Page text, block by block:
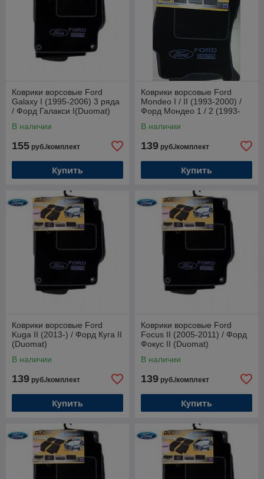
Коврики ворсовые Ford
Galaxy I (1995-2006) 3 ряда
/ Форд Галакси I(Duomat)
В наличии
155 руб./комплект
Купить
Коврики ворсовые Ford
Mondeo I / II (1993-2000) /
Форд Мондео 1 / 2 (1993-
В наличии
139 руб./комплект
Купить
Коврики ворсовые Ford
Kuga II (2013-) / Форд Куга II
(Duomat)
В наличии
139 руб./комплект
Купить
Коврики ворсовые Ford
Focus II (2005-2011) / Форд
Фокус II (Duomat)
В наличии
139 руб./комплект
Купить